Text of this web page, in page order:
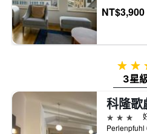
NT$3,900
3
3星
3星級